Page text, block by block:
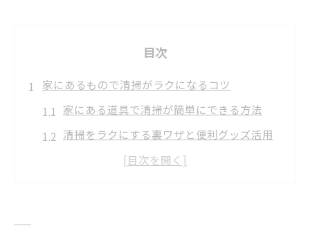
目次
家にあるもので清掃がラクになるコツ
家にある道具で清掃が簡単にできる方法
清掃をラクにする裏ワザと便利グッズ活用